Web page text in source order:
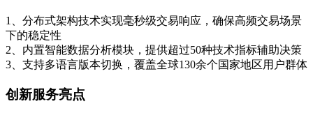
1、分布式架构技术实现毫秒级交易响应，确保高频交易场景
下的稳定性
2、内置智能数据分析模块，提供超过50种技术指标辅助决策
3、支持多语言版本切换，覆盖全球130余个国家地区用户群体
创新服务亮点